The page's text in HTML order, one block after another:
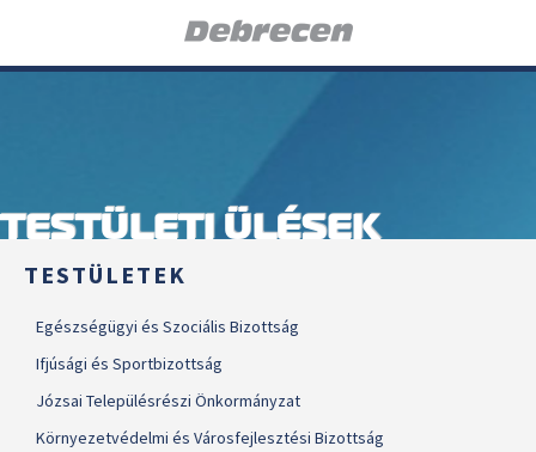
TESTÜLETI ÜLÉSEK
TESTÜLETEK
Egészségügyi és Szociális Bizottság
Ifjúsági és Sportbizottság
Józsai Településrészi Önkormányzat
Környezetvédelmi és Városfejlesztési Bizottság